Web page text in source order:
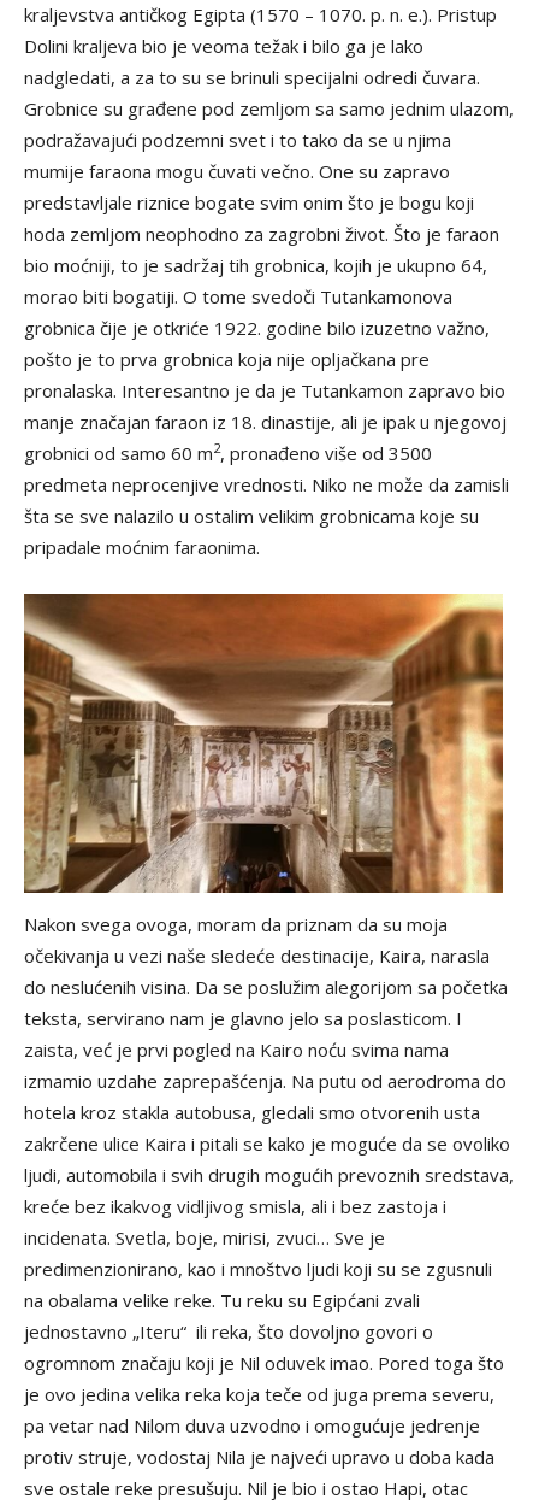
kraljevstva antičkog Egipta (1570 – 1070. p. n. e.). Pristup
Dolini kraljeva bio je veoma težak i bilo ga je lako
nadgledati, a za to su se brinuli specijalni odredi čuvara.
Grobnice su građene pod zemljom sa samo jednim ulazom,
podražavajući podzemni svet i to tako da se u njima
mumije faraona mogu čuvati večno. One su zapravo
predstavljale riznice bogate svim onim što je bogu koji
hoda zemljom neophodno za zagrobni život. Što je faraon
bio moćniji, to je sadržaj tih grobnica, kojih je ukupno 64,
morao biti bogatiji. O tome svedoči Tutankamonova
grobnica čije je otkriće 1922. godine bilo izuzetno važno,
pošto je to prva grobnica koja nije opljačkana pre
pronalaska. Interesantno je da je Tutankamon zapravo bio
manje značajan faraon iz 18. dinastije, ali je ipak u njegovoj
grobnici od samo 60 m2, pronađeno više od 3500
predmeta neprocenjive vrednosti. Niko ne može da zamisli
šta se sve nalazilo u ostalim velikim grobnicama koje su
pripadale moćnim faraonima.
Nakon svega ovoga, moram da priznam da su moja
očekivanja u vezi naše sledeće destinacije, Kaira, narasla
do neslućenih visina. Da se poslužim alegorijom sa početka
teksta, servirano nam je glavno jelo sa poslasticom. I
zaista, već je prvi pogled na Kairo noću svima nama
izmamio uzdahe zaprepašćenja. Na putu od aerodroma do
hotela kroz stakla autobusa, gledali smo otvorenih usta
zakrčene ulice Kaira i pitali se kako je moguće da se ovoliko
ljudi, automobila i svih drugih mogućih prevoznih sredstava,
kreće bez ikakvog vidljivog smisla, ali i bez zastoja i
incidenata. Svetla, boje, mirisi, zvuci… Sve je
predimenzionirano, kao i mnoštvo ljudi koji su se zgusnuli
na obalama velike reke. Tu reku su Egipćani zvali
jednostavno „Iteru“ ili reka, što dovoljno govori o
ogromnom značaju koji je Nil oduvek imao. Pored toga što
je ovo jedina velika reka koja teče od juga prema severu,
pa vetar nad Nilom duva uzvodno i omogućuje jedrenje
protiv struje, vodostaj Nila je najveći upravo u doba kada
sve ostale reke presušuju. Nil je bio i ostao Hapi, otac